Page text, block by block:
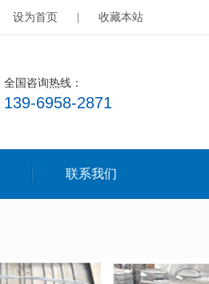
设为首页 收藏本站
全国咨询热线：
139-6958-2871
联系我们